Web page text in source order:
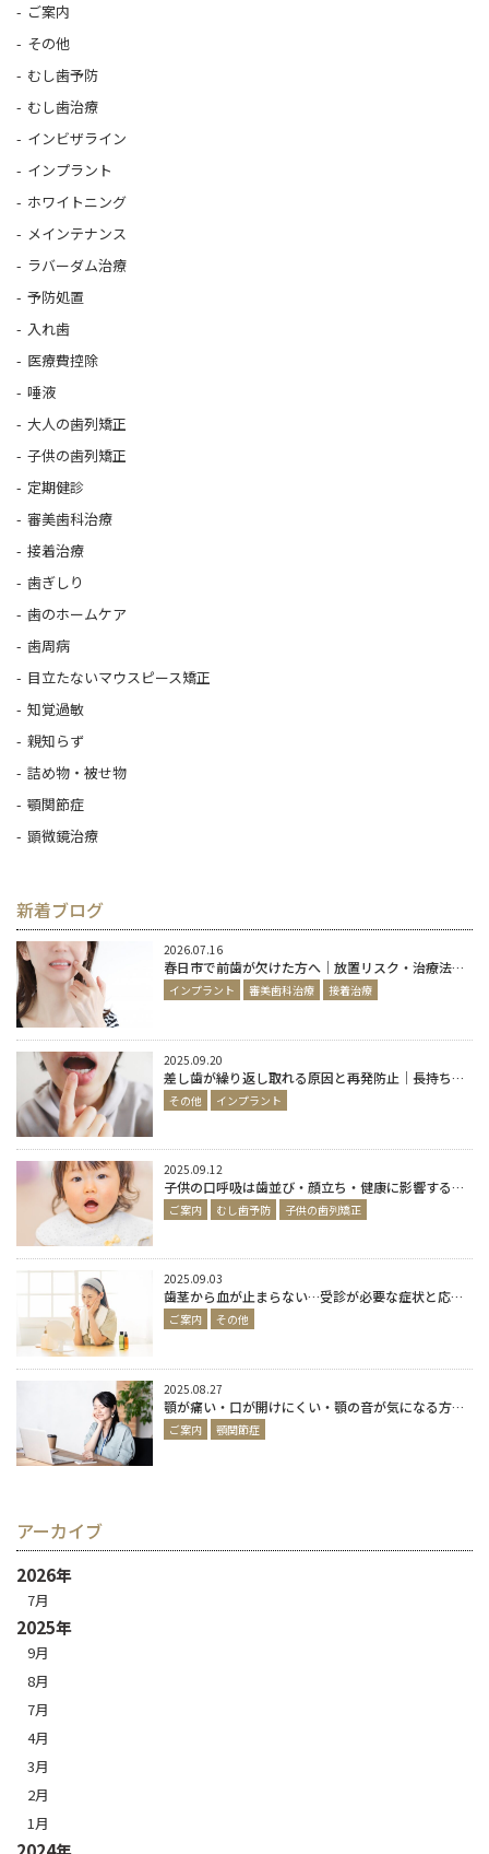
ご案内
その他
むし歯予防
むし歯治療
インビザライン
インプラント
ホワイトニング
メインテナンス
ラバーダム治療
予防処置
入れ歯
医療費控除
唾液
大人の歯列矯正
子供の歯列矯正
定期健診
審美歯科治療
接着治療
歯ぎしり
歯のホームケア
歯周病
目立たないマウスピース矯正
知覚過敏
親知らず
詰め物・被せ物
顎関節症
顕微鏡治療
新着ブログ
2026.07.16
春日市で前歯が欠けた方へ｜放置リスク・治療法・自然な見た目を目指す方法を歯科医師が解説
インプラント 審美歯科治療 接着治療
2025.09.20
差し歯が繰り返し取れる原因と再発防止｜長持ちする治療の選び方
その他 インプラント
2025.09.12
子供の口呼吸は歯並び・顔立ち・健康に影響するって本当？
ご案内 むし歯予防 子供の歯列矯正
2025.09.03
歯茎から血が止まらない…受診が必要な症状と応急処置の正しい方法|春日市歯医者が解説
ご案内 その他
2025.08.27
顎が痛い・口が開けにくい・顎の音が気になる方へ ―それは顎関節症のサインかもしれません
ご案内 顎関節症
アーカイブ
2026年
7月
2025年
9月
8月
7月
4月
3月
2月
1月